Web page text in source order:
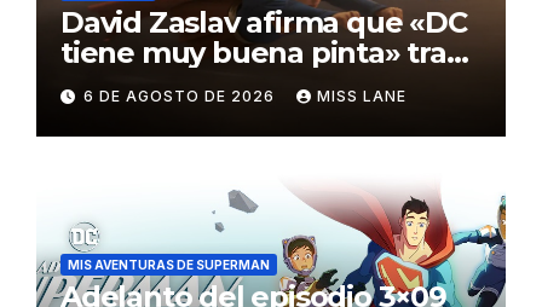
David Zaslav afirma que «DC
tiene muy buena pinta» tras
el fracaso de «Supergirl»
6 DE AGOSTO DE 2026 MISS LANE
MIS AVENTURAS DE SUPERMAN
Adelanto del episodio 3×09